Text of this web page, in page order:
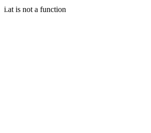
i.at is not a function